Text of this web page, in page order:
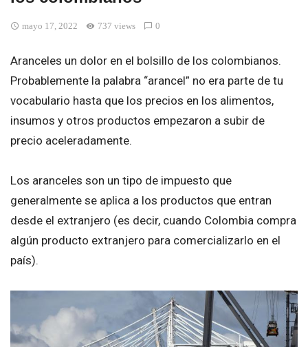
mayo 17, 2022 737 views 0
Aranceles un dolor en el bolsillo de los colombianos.
Probablemente la palabra “arancel” no era parte de tu
vocabulario hasta que los precios en los alimentos,
insumos y otros productos empezaron a subir de
precio aceleradamente.
Los aranceles son un tipo de impuesto que
generalmente se aplica a los productos que entran
desde el extranjero (es decir, cuando Colombia compra
algún producto extranjero para comercializarlo en el
país).